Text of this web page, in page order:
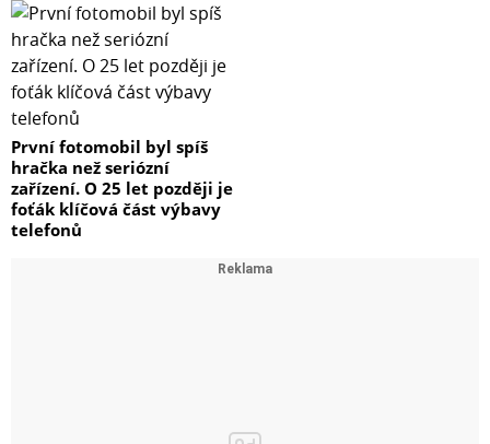
První fotomobil byl spíš
hračka než seriózní
zařízení. O 25 let později je
foťák klíčová část výbavy
telefonů